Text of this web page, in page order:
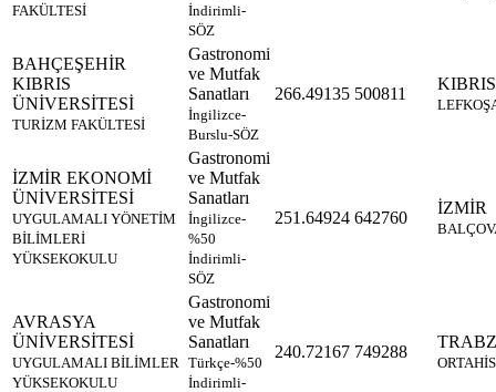
FAKÜLTESİ
İndirimli-
SÖZ
BAHÇEŞEHİR
KIBRIS
ÜNİVERSİTESİ
TURİZM FAKÜLTESİ
Gastronomi
ve Mutfak
Sanatları
İngilizce-
Burslu-SÖZ
266.49135 500811
KIBRIS
İZMİR EKONOMİ
ÜNİVERSİTESİ
UYGULAMALI YÖNETİM
BİLİMLERİ
YÜKSEKOKULU
Gastronomi
ve Mutfak
Sanatları
İngilizce-
%50
İndirimli-
SÖZ
251.64924 642760
İZMİR
AVRASYA
ÜNİVERSİTESİ
UYGULAMALI BİLİMLER
YÜKSEKOKULU
Gastronomi
ve Mutfak
Sanatları
Türkçe-%50
İndirimli-
240.72167 749288